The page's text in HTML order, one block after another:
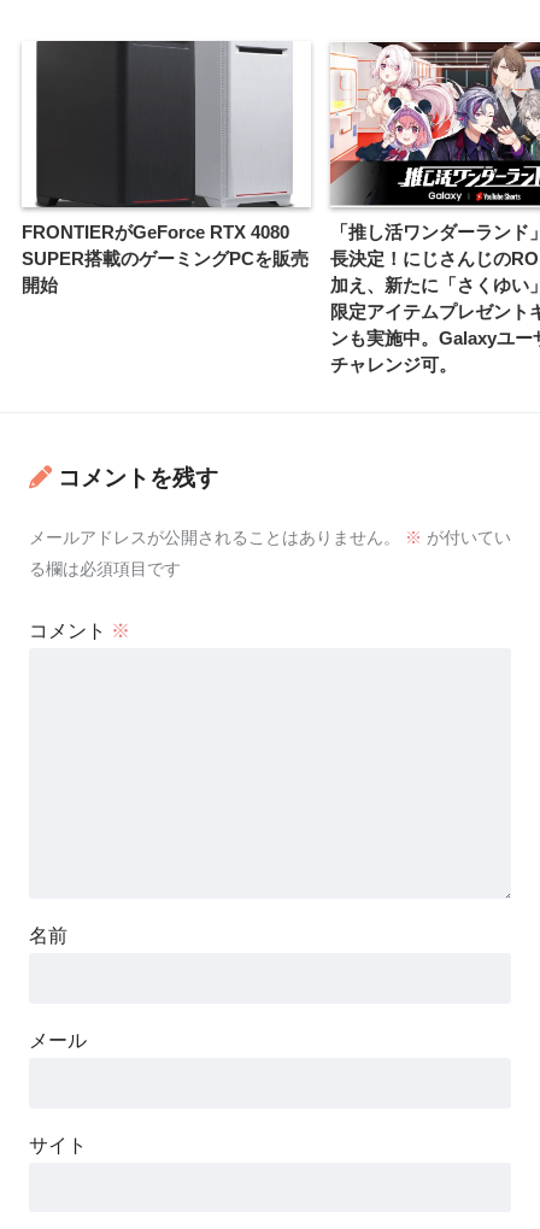
FRONTIERがGeForce RTX 4080
SUPER搭載のゲーミングPCを販売
開始
「推し活ワンダーランド
長決定！にじさんじの
加え、新たに「さくゆい
限定アイテムプレゼント
ンも実施中。Galaxyユー
チャレンジ可。
コメントを残す
メールアドレスが公開されることはありません。 ※ が付いてい
る欄は必須項目です
コメント ※
名前
メール
サイト